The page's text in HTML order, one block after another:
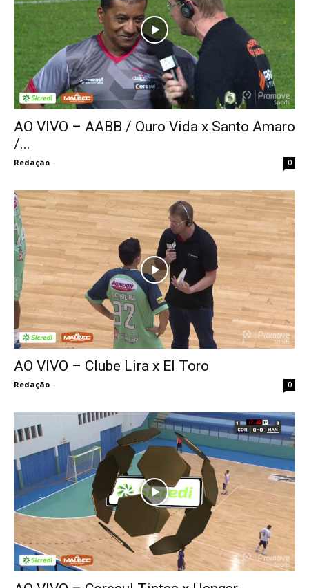
AO VIVO – AABB / Ouro Vida x Santo Amaro
/...
Redação - 0
AO VIVO – Clube Lira x El Toro
Redação - 0